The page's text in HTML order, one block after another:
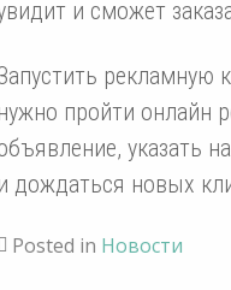
и сможет
рекламную
нужно пройти онлайн
указать
и дождаться новых
Posted in Новости